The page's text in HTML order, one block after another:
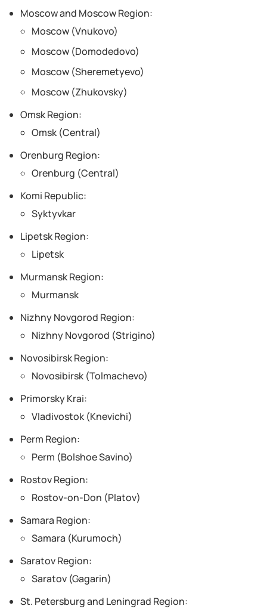
Moscow and Moscow Region:
Moscow (Vnukovo)
Moscow (Domodedovo)
Moscow (Sheremetyevo)
Moscow (Zhukovsky)
Omsk Region:
Omsk (Central)
Orenburg Region:
Orenburg (Central)
Komi Republic:
Syktyvkar
Lipetsk Region:
Lipetsk
Murmansk Region:
Murmansk
Nizhny Novgorod Region:
Nizhny Novgorod (Strigino)
Novosibirsk Region:
Novosibirsk (Tolmachevo)
Primorsky Krai:
Vladivostok (Knevichi)
Perm Region:
Perm (Bolshoe Savino)
Rostov Region:
Rostov-on-Don (Platov)
Samara Region:
Samara (Kurumoch)
Saratov Region:
Saratov (Gagarin)
St. Petersburg and Leningrad Region: